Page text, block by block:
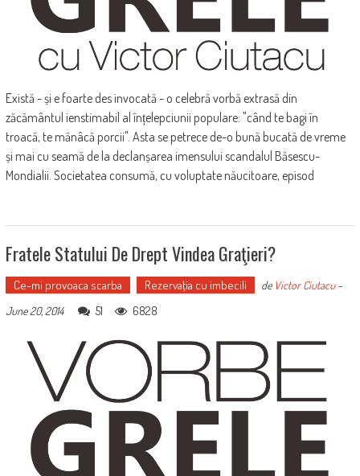
Există - și e foarte des invocată - o celebră vorbă extrasă din
zăcământul ienstimabil al înțelepciunii populare: "când te bagi în
troacă, te mănâcă porcii". Asta se petrece de-o bună bucată de vreme
și mai cu seamă de la declanșarea imensului scandalul Băsescu-
Mondialii. Societatea consumă, cu voluptate năucitoare, episod
Fratele Statului De Drept Vindea Graţieri?
Ce-mi provoaca scarba Rezervaţia cu imbecili de Victor Ciutacu-
June 20, 2014
51 6828